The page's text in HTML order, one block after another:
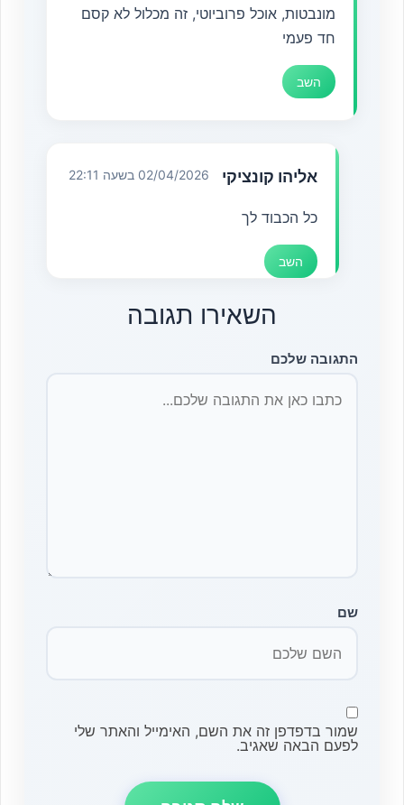
מונבטות, אוכל פרוביוטי, זה מכלול לא קסם
חד פעמי
השב
אליהו קונציקי 02/04/2026 בשעה 22:11
כל הכבוד לך
השב
השאירו תגובה
התגובה שלכם
שם
שמור בדפדפן זה את השם, האימייל והאתר שלי
לפעם הבאה שאגיב.